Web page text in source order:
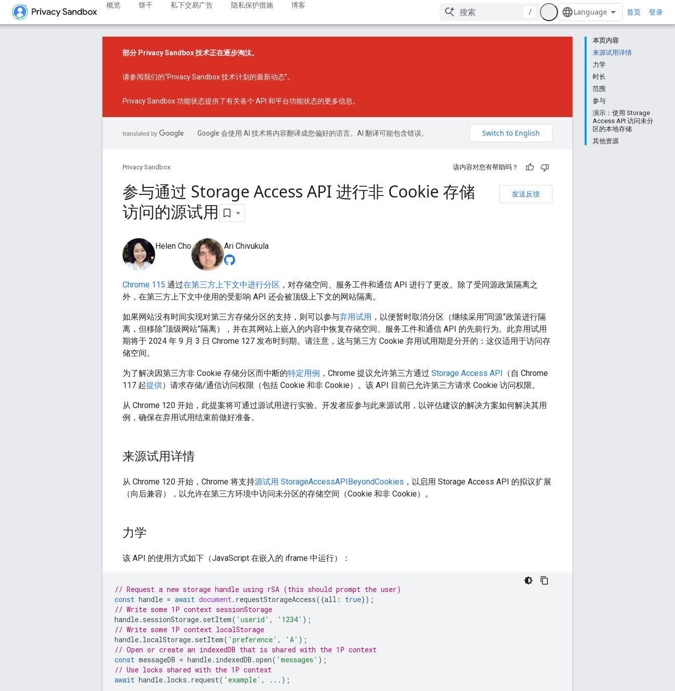
概览 饼干 私下交易广告 隐私保护措施 博客
/ 首页 登录
本页内容
来源试用详情
力学
时长
范围
参与
演示：使用 Storage
Access API 访问未分
区的本地存储
其他资源
部分 Privacy Sandbox 技术正在逐步淘汰。
请参阅我们的“Privacy Sandbox 技术计划的最新动态”。
Privacy Sandbox 功能状态提供了有关各个 API 和平台功能状态的更多信息。
Google 会使用 AI 技术将内容翻译成您偏好的语言。AI 翻译可能包含错误。
Privacy Sandbox 该内容对您有帮助吗？
发送反馈
参与通过 Storage Access API 进行非 Cookie 存储
访问的源试用
Helen Cho Ari Chivukula
Chrome 115 通过在第三方上下文中进行分区 ，对存储空间、服务工件和通信 API 进行了更改。除了受同源政策隔离之
外，在第三方上下文中使用的受影响 API 还会被顶级上下文的网站隔离。
如果网站没有时间实现对第三方存储分区的支持，则可以参与弃用试用 ，以便暂时取消分区（继续采用“同源”政策进行隔
离，但移除“顶级网站”隔离），并在其网站上嵌入的内容中恢复存储空间、服务工件和通信 API 的先前行为。此弃用试用
期将于 2024 年 9 月 3 日 Chrome 127 发布时到期。请注意，这与第三方 Cookie 弃用试用期是分开的：这仅适用于访问存
储空间。
为了解决因第三方非 Cookie 存储分区而中断的特定用例 ，Chrome 提议允许第三方通过 Storage Access API
（自 Chrome
117 起提供）请求存储/通信访问权限（包括 Cookie 和非 Cookie）。该 API 目前已允许第三方请求 Cookie 访问权限。
从 Chrome 120 开始，此提案将可通过源试用进行实验。开发者应参与此来源试用，以评估建议的解决方案如何解决其用
例，确保在弃用试用结束前做好准备。
来源试用详情
从 Chrome 120 开始，Chrome 将支持源试用 StorageAccessAPIBeyondCookies ，以启用 Storage Access API 的拟议扩展
（向后兼容），以允许在第三方环境中访问未分区的存储空间（Cookie 和非 Cookie）。
力学
该 API 的使用方式如下（JavaScript 在嵌入的 iframe 中运行）：
// Request a new storage handle using rSA (this should prompt the user)
const handle = await document. requestStorageAccess({all : true});
// Write some 1P context sessionStorage
handle. sessionStorage. setItem( 'userid' , '1234' );
// Write some 1P context localStorage
handle. localStorage. setItem( 'preference' , 'A' );
// Open or create an indexedDB that is shared with the 1P context
const messageDB = handle. indexedDB .open( 'messages' );
// Use locks shared with the 1P context
await handle. locks . request( 'example' , ...);